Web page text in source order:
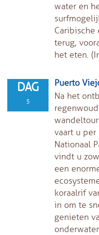
water en
Caribische
terug,
het eten.
DAG
5
Puerto
Na het
vaart u per
Nationaal
vindt u
een
koraalrif
in om te
genieten